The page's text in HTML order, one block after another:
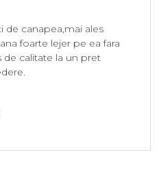
canapea,mai ales
foarte lejer pe ea fara
de calitate la un pret